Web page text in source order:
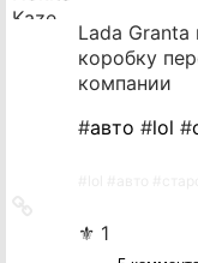
Lada Granta
коробку
компании
#авто #lol #
⚜ 1